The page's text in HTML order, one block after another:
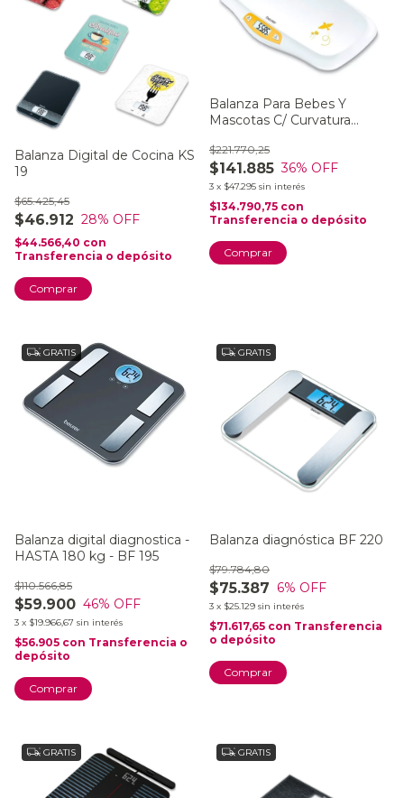
Balanza Digital de Cocina KS
19
$46.912
$65.425,45
28% OFF
$44.566,40 con
Transferencia o depósito
Comprar
Balanza Para Bebes Y
Mascotas C/ Curvatura
$141.885
$221.770,25
36% OFF
3 x $47.295 sin interés
$134.790,75 con
Transferencia o depósito
GRATIS
Balanza digital diagnostica -
HASTA 180 kg - BF 195
$59.900
$110.566,85
46% OFF
3 x $19.966,67 sin interés
$56.905 con Transferencia o
depósito
GRATIS
Balanza diagnóstica BF 220
$75.387
$79.784,80
6% OFF
3 x $25.129 sin interés
$71.617,65 con Transferencia
o depósito
GRATIS GRATIS